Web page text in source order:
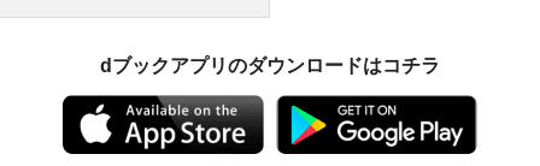
dブックアプリのダウンロードはコチラ